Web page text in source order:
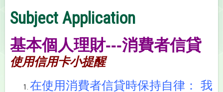
Subject Application
基本個人理財---消費者信貸
使用信用卡小提醒
在使用消費者信貸時保持自律： 我